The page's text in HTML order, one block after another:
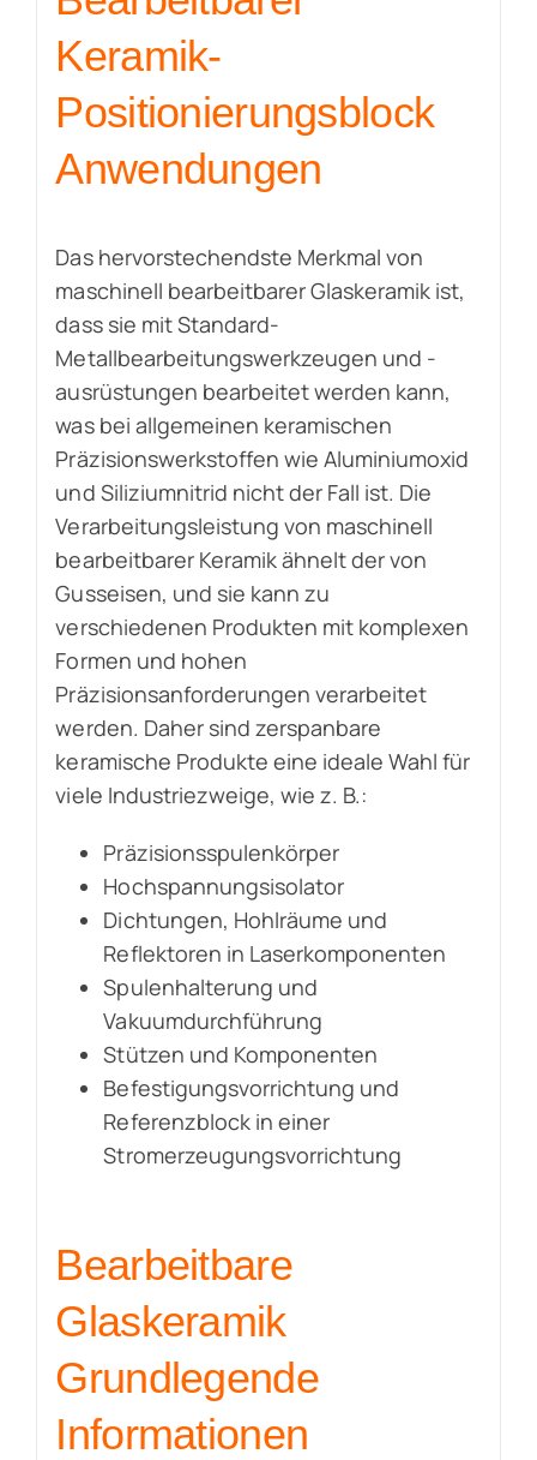
Keramik-
Positionierungsblock
Anwendungen
Das hervorstechendste Merkmal von
maschinell bearbeitbarer Glaskeramik ist,
dass sie mit Standard-
Metallbearbeitungswerkzeugen und -
ausrüstungen bearbeitet werden kann,
was bei allgemeinen keramischen
Präzisionswerkstoffen wie Aluminiumoxid
und Siliziumnitrid nicht der Fall ist. Die
Verarbeitungsleistung von maschinell
bearbeitbarer Keramik ähnelt der von
Gusseisen, und sie kann zu
verschiedenen Produkten mit komplexen
Formen und hohen
Präzisionsanforderungen verarbeitet
werden. Daher sind zerspanbare
keramische Produkte eine ideale Wahl für
viele Industriezweige, wie z. B.:
Präzisionsspulenkörper
Hochspannungsisolator
Dichtungen, Hohlräume und
Reflektoren in Laserkomponenten
Spulenhalterung und
Vakuumdurchführung
Stützen und Komponenten
Befestigungsvorrichtung und
Referenzblock in einer
Stromerzeugungsvorrichtung
Bearbeitbare
Glaskeramik
Grundlegende
Informationen